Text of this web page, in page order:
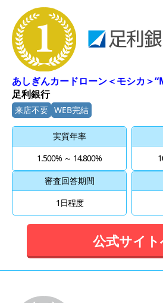
あしぎんカードローン＜モシカ＞
足利銀行
来店不要 WEB完結
実質年率
1.500% ～ 14.800%
審査回答期間
1日程度
公式サイ